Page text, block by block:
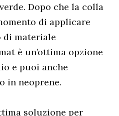
Dopo che la colla
di applicare
materiale
è un’ottima opzione
e puoi anche
in neoprene.
soluzione per